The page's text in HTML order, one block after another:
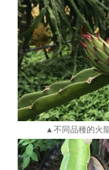
▲不同品種的火